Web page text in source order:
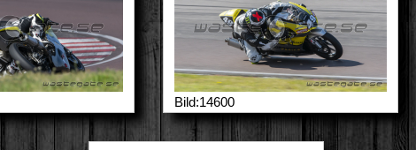
Bild:14600